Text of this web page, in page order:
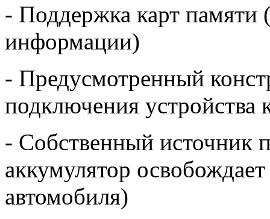
- Поддержка карт памяти
информации)
- Предусмотренный
подключения устройства
- Собственный источник
аккумулятор
автомобиля)